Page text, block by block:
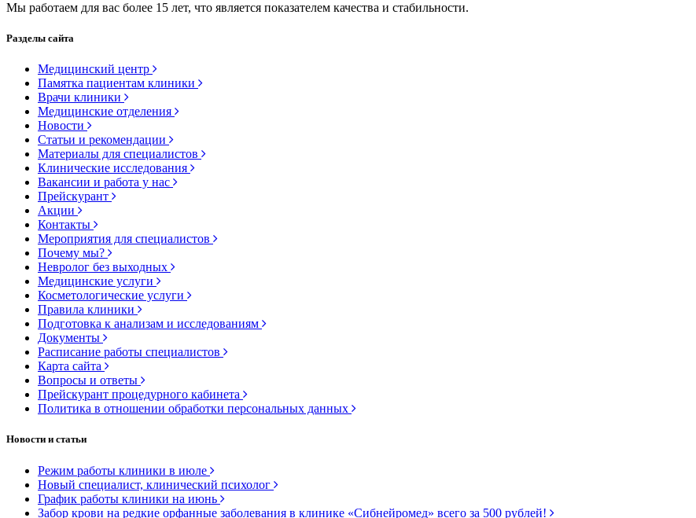
Мы работаем для вас более 15 лет, что является показателем качества и стабильности.
Разделы сайта
Медицинский центр
Памятка пациентам клиники
Врачи клиники
Медицинские отделения
Новости
Статьи и рекомендации
Материалы для специалистов
Клинические исследования
Вакансии и работа у нас
Прейскурант
Акции
Контакты
Мероприятия для специалистов
Почему мы?
Невролог без выходных
Медицинские услуги
Косметологические услуги
Правила клиники
Подготовка к анализам и исследованиям
Документы
Расписание работы специалистов
Карта сайта
Вопросы и ответы
Прейскурант процедурного кабинета
Политика в отношении обработки персональных данных
Новости и статьи
Режим работы клиники в июле
Новый специалист, клинический психолог
График работы клиники на июнь
Забор крови на редкие орфанные заболевания в клинике «Сибнейромед» всего за 500 рублей!